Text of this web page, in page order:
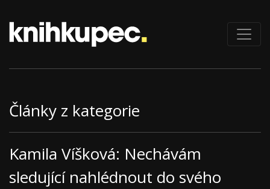
Články z kategorie
Kamila Víšková: Nechávám
sledující nahlédnout do svého